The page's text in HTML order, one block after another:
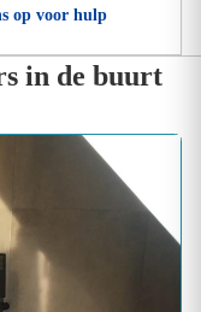
op voor hulp
in de buurt